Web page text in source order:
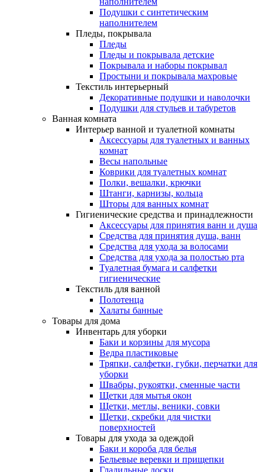
Подушки с синтетическим
наполнителем
Пледы, покрывала
Пледы
Пледы и покрывала детские
Покрывала и наборы покрывал
Простыни и покрывала махровые
Текстиль интерьерный
Декоративные подушки и наволочки
Подушки для стульев и табуретов
Ванная комната
Интерьер ванной и туалетной комнаты
Аксессуары для туалетных и ванных
комнат
Весы напольные
Коврики для туалетных комнат
Полки, вешалки, крючки
Штанги, карнизы, кольца
Шторы для ванных комнат
Гигиенические средства и принадлежности
Аксессуары для принятия ванн и душа
Средства для принятия душа, ванн
Средства для ухода за волосами
Средства для ухода за полостью рта
Туалетная бумага и салфетки
гигиенические
Текстиль для ванной
Полотенца
Халаты банные
Товары для дома
Инвентарь для уборки
Баки и корзины для мусора
Ведра пластиковые
Тряпки, салфетки, губки, перчатки для
уборки
Швабры, рукоятки, сменные части
Щетки для мытья окон
Щетки, метлы, веники, совки
Щетки, скребки для чистки
поверхностей
Товары для ухода за одеждой
Баки и короба для белья
Бельевые веревки и прищепки
Гладильные доски